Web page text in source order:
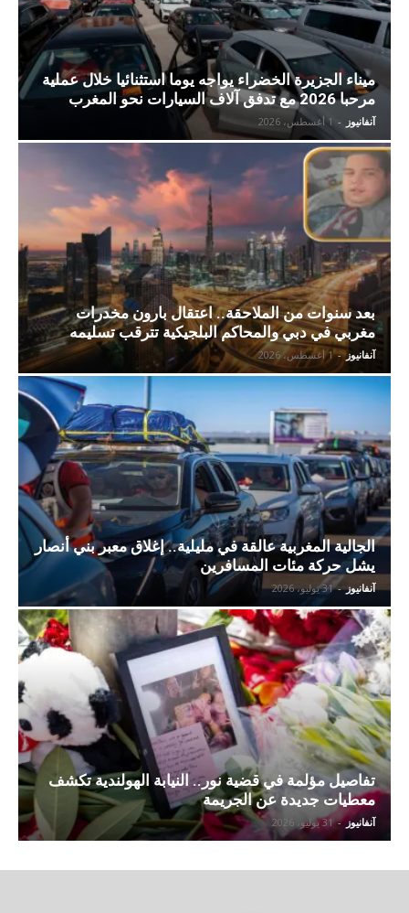
ميناء الجزيرة الخضراء يواجه يوما استثنائيا خلال عملية
مرحبا 2026 مع تدفق آلاف السيارات نحو المغرب
آنفانيوز - 1 أغسطس، 2026
بعد سنوات من الملاحقة.. اعتقال بارون مخدرات
مغربي في دبي والمحاكم البلجيكية تترقب تسليمه
آنفانيوز - 1 أغسطس، 2026
الجالية المغربية عالقة في مليلية.. إغلاق معبر بني أنصار
يشل حركة مئات المسافرين
آنفانيوز - 31 يوليو، 2026
تفاصيل مؤلمة في قضية نور.. النيابة الهولندية تكشف
معطيات جديدة عن الجريمة
آنفانيوز - 31 يوليو، 2026